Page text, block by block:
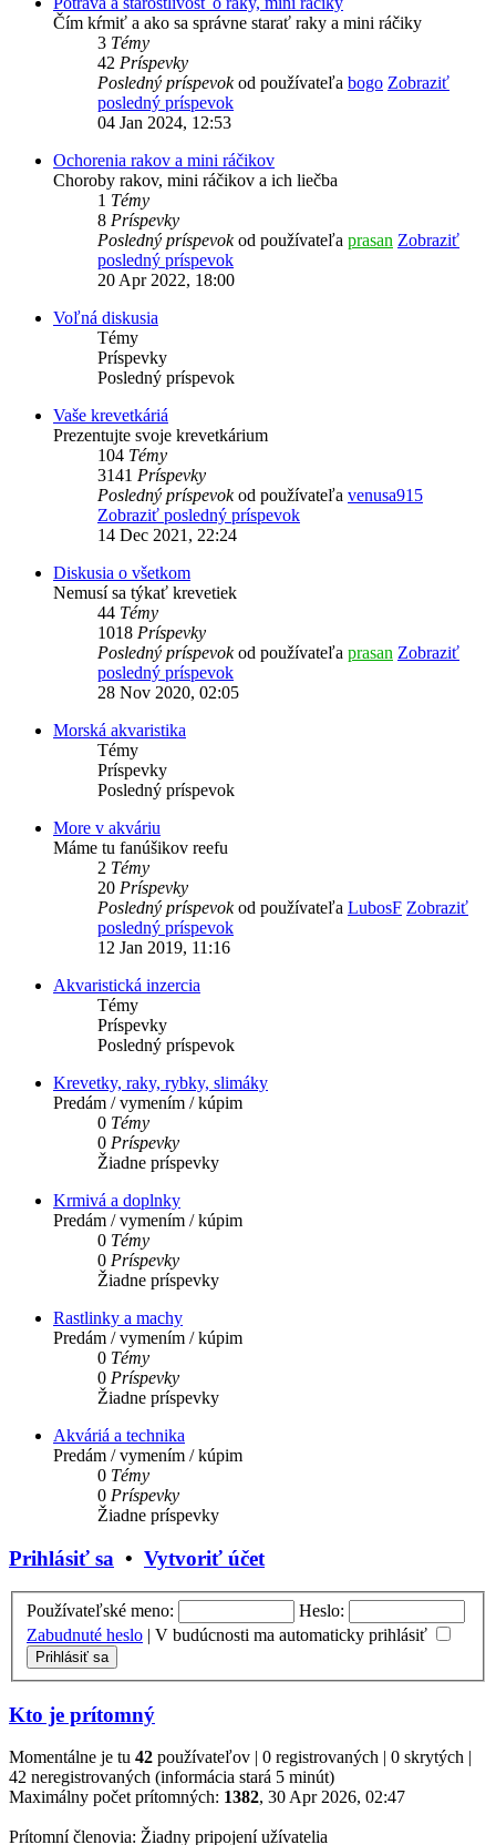
Čím kŕmiť a ako sa správne starať raky a mini ráčiky
3 Témy
42 Príspevky
Posledný príspevokod používateľa bogo Zobraziť
posledný príspevok
04 Jan 2024, 12:53
Ochorenia rakov a mini ráčikov
Choroby rakov, mini ráčikov a ich liečba
1 Témy
8 Príspevky
Posledný príspevokod používateľa prasan Zobraziť
posledný príspevok
20 Apr 2022, 18:00
Voľná diskusia
Témy
Príspevky
Posledný príspevok
Vaše krevetkáriá
Prezentujte svoje krevetkárium
104 Témy
3141 Príspevky
Posledný príspevokod používateľa venusa915
Zobraziť posledný príspevok
14 Dec 2021, 22:24
Diskusia o všetkom
Nemusí sa týkať krevetiek
44 Témy
1018 Príspevky
Posledný príspevokod používateľa prasan Zobraziť
posledný príspevok
28 Nov 2020, 02:05
Morská akvaristika
Témy
Príspevky
Posledný príspevok
More v akváriu
Máme tu fanúšikov reefu
2 Témy
20 Príspevky
Posledný príspevokod používateľa LubosF Zobraziť
posledný príspevok
12 Jan 2019, 11:16
Akvaristická inzercia
Témy
Príspevky
Posledný príspevok
Krevetky, raky, rybky, slimáky
Predám / vymením / kúpim
0 Témy
0 Príspevky
Žiadne príspevky
Krmivá a doplnky
Predám / vymením / kúpim
0 Témy
0 Príspevky
Žiadne príspevky
Rastlinky a machy
Predám / vymením / kúpim
0 Témy
0 Príspevky
Žiadne príspevky
Akváriá a technika
Predám / vymením / kúpim
0 Témy
0 Príspevky
Žiadne príspevky
Prihlásiť sa • Vytvoriť účet
Používateľské meno:
Heslo:
Zabudnuté heslo | V budúcnosti ma automaticky prihlásiť
Kto je prítomný
Momentálne je tu 42 používateľov | 0 registrovaných | 0 skrytých |
42 neregistrovaných (informácia stará 5 minút)
Maximálny počet prítomných: 1382, 30 Apr 2026, 02:47
Prítomní členovia: Žiadny pripojení užívatelia